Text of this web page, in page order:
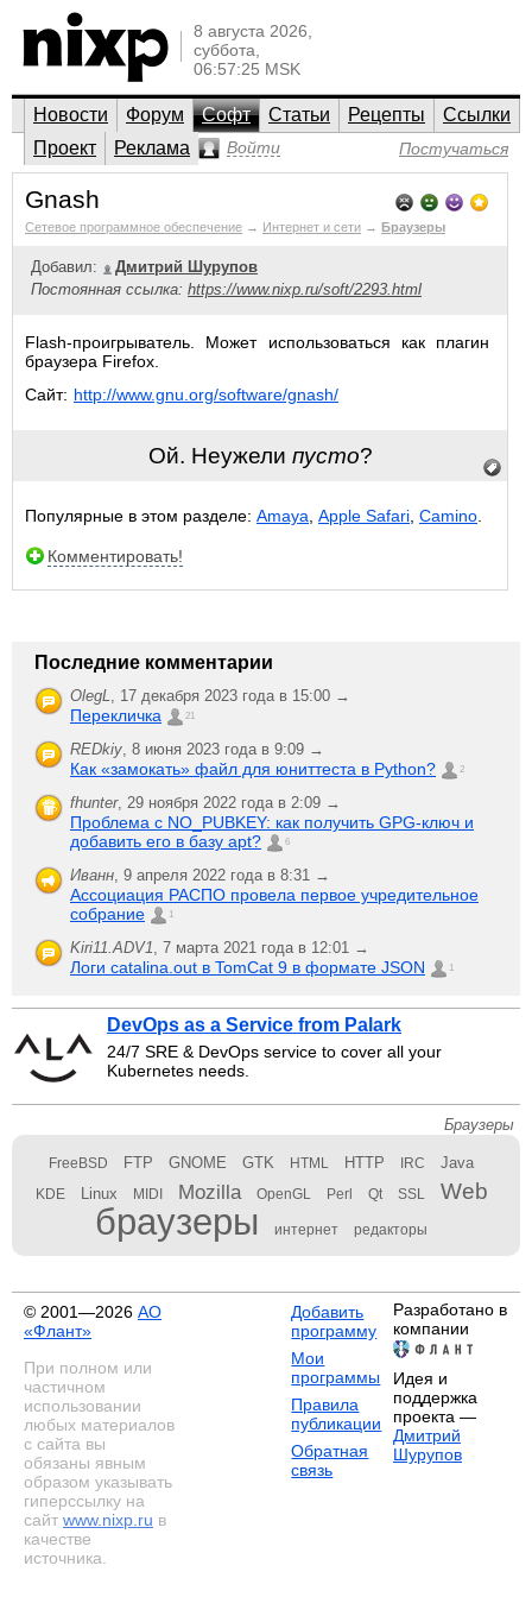
8 августа 2026,
суббота,
06:57:25 MSK
Новости Форум Софт Статьи Рецепты
Ссылки
Проект
Реклама Войти Постучаться
Gnash
Сетевое программное обеспечение → Интернет и сети → Браузеры
Добавил:
Дмитрий Шурупов
Постоянная ссылка: https://www.nixp.ru/soft/2293.html
Flash-проигрыватель. Может использоваться как плагин
браузера Firefox.
Сайт: http://www.gnu.org/software/gnash/
Ой. Неужели пусто?
Популярные в этом разделе: Amaya Apple Safari Camino
Комментировать!
Последние комментарии
OlegL, 17 декабря 2023 года в 15:00 →
Перекличка 21
REDkiy, 8 июня 2023 года в 9:09 →
Как «замокать» файл для юниттеста в Python? 2
fhunter, 29 ноября 2022 года в 2:09 →
Проблема с NO_PUBKEY: как получить GPG-ключ и
добавить его в базу apt?
6
Иванн, 9 апреля 2022 года в 8:31 →
Ассоциация РАСПО провела первое учредительное
собрание
1
Kiri11.ADV1, 7 марта 2021 года в 12:01 →
Логи catalina.out в TomCat 9 в формате JSON 1
DevOps as a Service from Palark
24/7 SRE & DevOps service to cover all your
Kubernetes needs.
Браузеры
FreeBSD FTP GNOME GTK HTML HTTP IRC Java
KDE Linux MIDI Mozilla OpenGL Perl Qt SSL Web
браузеры интернет редакторы
© 2001—2026 АО
«Флант»
При полном или
частичном
использовании
любых материалов
с сайта вы
обязаны явным
образом указывать
гиперссылку на
сайт www.nixp.ru в
качестве
источника.
Добавить
программу
Мои
программы
Правила
публикации
Обратная
связь
Разработано в
компании
Идея и
поддержка
проекта —
Дмитрий
Шурупов